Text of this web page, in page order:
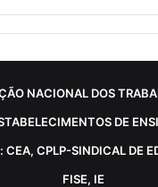
NACIONAL DOS
DE
CPLP-SINDICAL DE
FISE, IE